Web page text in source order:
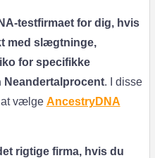
testfirmaet for dig, hvis
med slægtninge,
for specifikke
Neandertalprocent. I disse
at vælge AncestryDNA
rigtige firma, hvis du